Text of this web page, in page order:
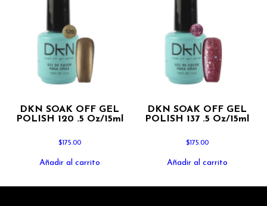
DKN SOAK OFF GEL
POLISH 120 .5 Oz/15ml
$175.00
Añadir al carrito
DKN SOAK OFF GEL
POLISH 137 .5 Oz/15ml
$175.00
Añadir al carrito